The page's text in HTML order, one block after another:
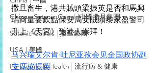
China - Satanic Cabal |中國撒旦集團
Satanic Cabals | 撒旦集團
USA | 美國
Pandemic & Health | 流行病 & 健康
撒旦畜生，港共賊頭梁振英是否和馬興
瑞商量要欽點保安局女賊頭黎家盈警司
升上《天宮》受港人崇拜！
马兴瑞艾尔肯·吐尼亚孜会见全国政协副
主席梁振英